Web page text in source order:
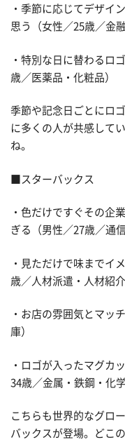
・季節に応じてデザイ
思う（女性／25歳／金
・特別な日に替わるロ
歳／医薬品・化粧品）
季節や記念日ごとにロ
に多くの人が共感して
ね。
■スターバックス
・色だけですぐその企
ぎる（男性／27歳／通信
・見ただけで味までイ
歳／人材派遣・人材紹介
・お店の雰囲気とマッ
庫）
・ロゴが入ったマグカ
34歳／金属・鉄鋼・化学
こちらも世界的なグロ
バックスが登場。どこ